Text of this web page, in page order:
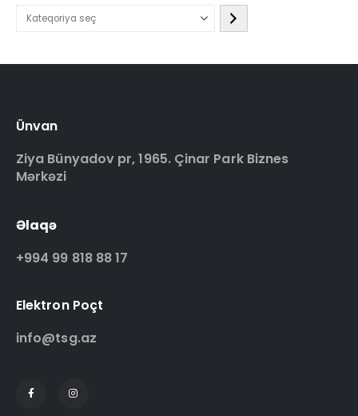
Ünvan
Ziya Bünyadov pr, 1965. Çinar Park Biznes
Mərkəzi
Əlaqə
+994 99 818 88 17
Elektron Poçt
info@tsg.az